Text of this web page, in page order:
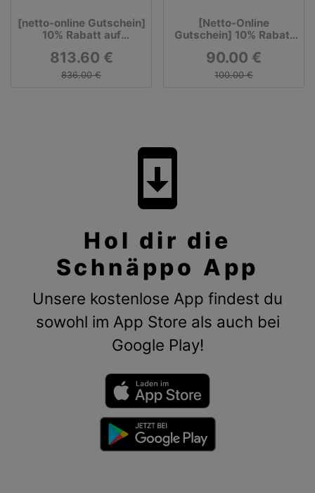
[netto-online Gutschein]
10% Rabatt auf
Artikel - z.B. iPad Pro
2020
813.60 €
836.00 €
[Netto-Online
Gutschein] 10% Rabatt
90.00 €
100.00 €
system_update
Hol dir die
Schnäppo App
Unsere kostenlose App findest du
sowohl im App Store als auch bei
Google Play!